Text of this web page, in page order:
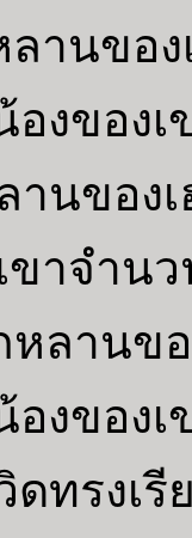
านขอ
งของ
านของ
ขาจำน
ลานข
งของ
ทรงเ